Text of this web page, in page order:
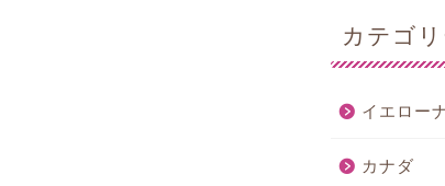
カテゴリ
イエロー
カナダ